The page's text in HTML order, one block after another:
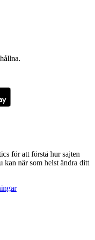
för att förstå hur sajten
kan när som helst ändra ditt